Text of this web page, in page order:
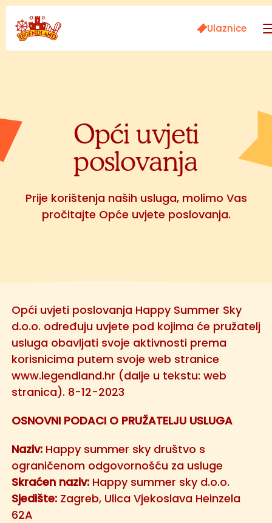
Ulaznice
Opći uvjeti
poslovanja
Prije korištenja naših usluga, molimo Vas
pročitajte Opće uvjete poslovanja.
Opći uvjeti poslovanja Happy Summer Sky
d.o.o. određuju uvjete pod kojima će pružatelj
usluga obavljati svoje aktivnosti prema
korisnicima putem svoje web stranice
www.legendland.hr (dalje u tekstu: web
stranica). 8-12-2023
OSNOVNI PODACI O PRUŽATELJU USLUGA
Naziv:Happy summer sky društvo s
ograničenom odgovornošću za usluge
Skraćen naziv:Happy summer sky d.o.o.
Sjedište:Zagreb, Ulica Vjekoslava Heinzela
62A